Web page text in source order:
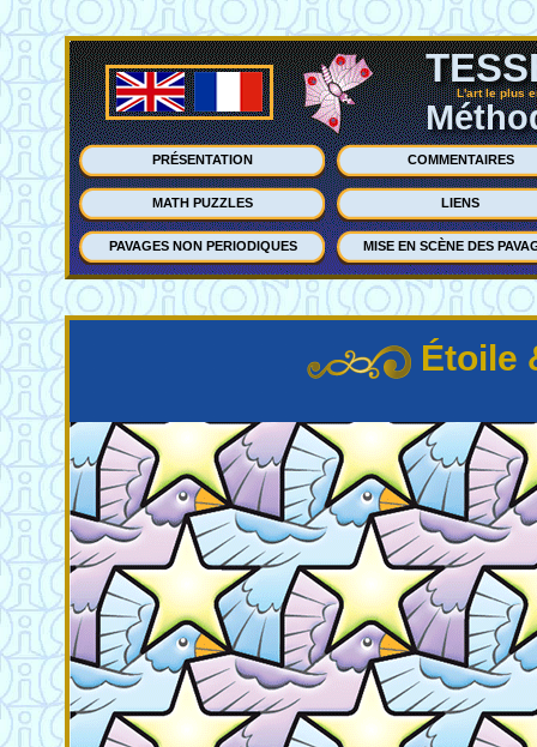
L'art le plus
PRÉSENTATION COMMENTAIRES
MATH PUZZLES LIENS
PAVAGES NON PERIODIQUES MISE EN SCÈNE DES
Étoile